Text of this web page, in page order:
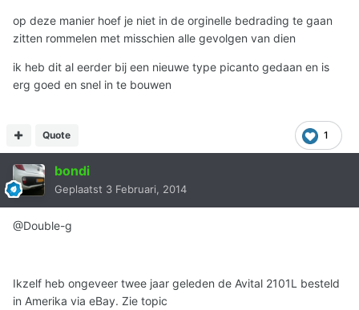
op deze manier hoef je niet in de orginelle bedrading te gaan
zitten rommelen met misschien alle gevolgen van dien
ik heb dit al eerder bij een nieuwe type picanto gedaan en is
erg goed en snel in te bouwen
1
Quote
bondi
Geplaatst 3 Februari, 2014
@Double-g
Ikzelf heb ongeveer twee jaar geleden de Avital 2101L besteld
in Amerika via eBay. Zie topic